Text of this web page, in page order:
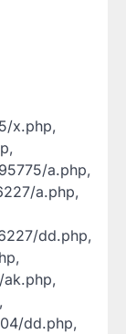
x.php,
a.php,
a.php,
dd.php,
dd.php,